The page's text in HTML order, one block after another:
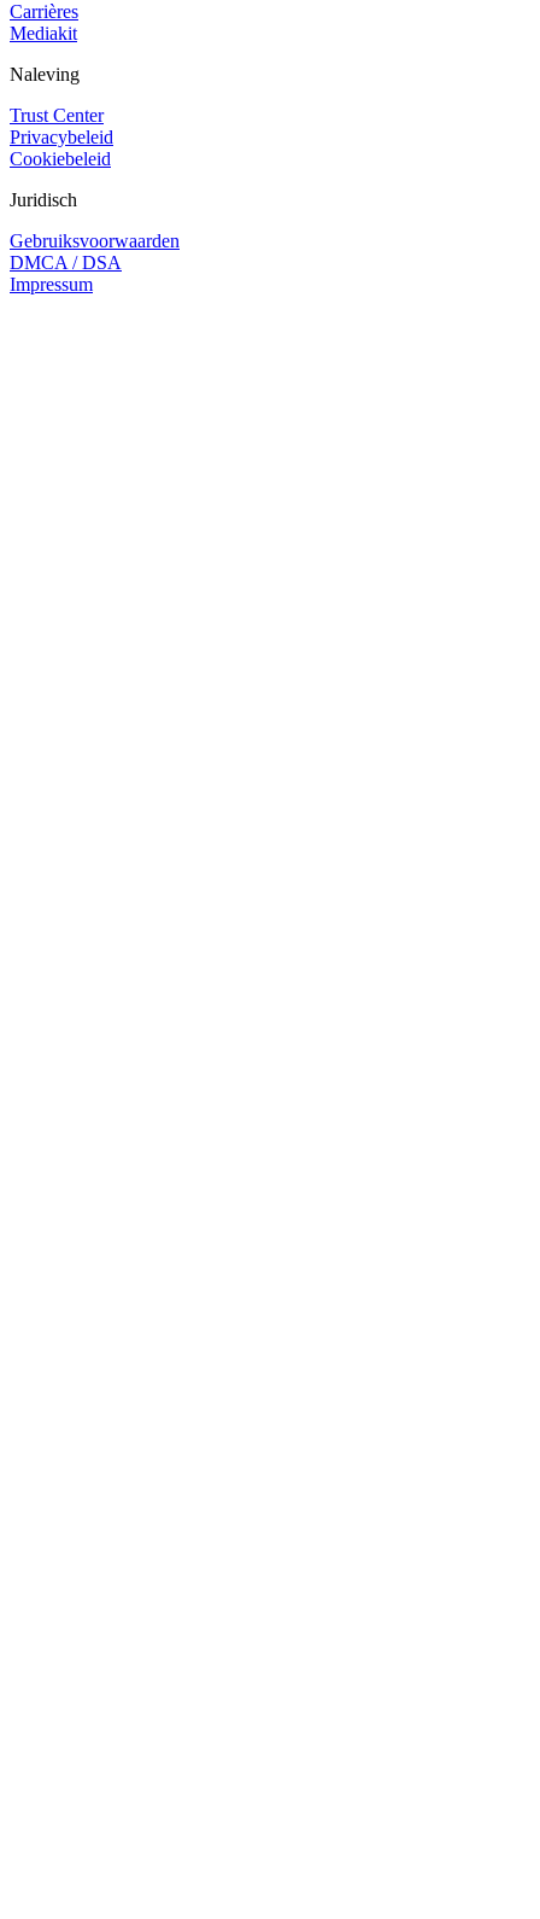
Carrières
Mediakit
Naleving
Trust Center
Privacybeleid
Cookiebeleid
Juridisch
Gebruiksvoorwaarden
DMCA / DSA
Impressum